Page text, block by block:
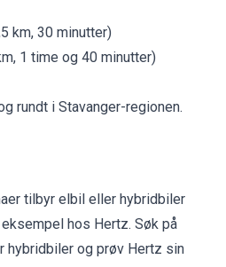
km, 30 minutter)
1 time og 40 minutter)
rundt i Stavanger-regionen.
tilbyr elbil eller hybridbiler
hos Hertz. Søk på
hybridbiler og prøv Hertz sin